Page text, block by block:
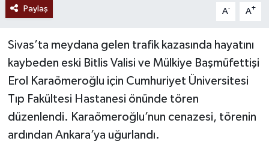
Paylaş A- A+
Sivas’ta meydana gelen trafik kazasında hayatını
kaybeden eski Bitlis Valisi ve Mülkiye Başmüfettişi
Erol Karaömeroğlu için Cumhuriyet Üniversitesi
Tıp Fakültesi Hastanesi önünde tören
düzenlendi. Karaömeroğlu’nun cenazesi, törenin
ardından Ankara’ya uğurlandı.